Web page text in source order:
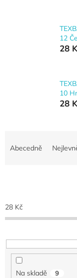
12
28
10
28
p
r
o
u
Abecedně
28 Kč
Na skladě 9